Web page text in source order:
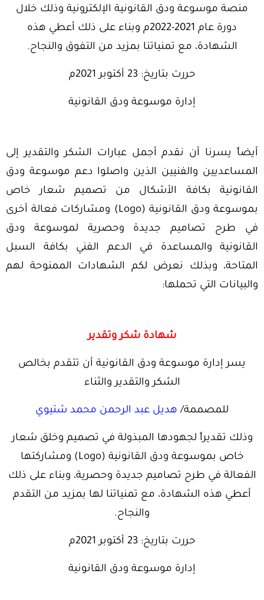
منصة موسوعة ودق القانونية الإلكترونية وذلك خلال
دورة عام 2021-2022م وبناء على ذلك أعطي هذه
الشهادة، مع تمنياتنا بمزيد من التفوق والنجاح.
حررت بتاريخ: 23 أكتوبر 2021م
إدارة موسوعة ودق القانونية
أيضاً يسرنا أن نقدم أجمل عبارات الشكر والتقدير إلى
المساعديين والفنيين الذين واصلوا دعم موسوعة ودق
القانونية بكافة الأشكال من تصميم شعار خاص
بموسوعة ودق القانونية (Logo) ومشاركات فعالة أخرى
في طرح تصاميم جديدة وحصرية لموسوعة ودق
القانونية والمساعدة في الدعم الفني بكافة السبل
المتاحة، وبذلك نعرض لكم الشهادات الممنوحة لهم
والبيانات التي تحملها:
شهادة شكر وتقدير
يسر إدارة موسوعة ودق القانونية أن تتقدم بخالص
الشكر والتقدير والثناء
للمصممة/هديل عبد الرحمن محمد شتيوي
وذلك تقديراً لجهودها المبذولة في تصميم وخلق شعار
خاص بموسوعة ودق القانونية (Logo) ومشاركتها
الفعالة في طرح تصاميم جديدة وحصرية، وبناء على ذلك
أعطي هذه الشهادة، مع تمنياتنا لها بمزيد من التقدم
والنجاح.
حررت بتاريخ: 23 أكتوبر 2021م
إدارة موسوعة ودق القانونية